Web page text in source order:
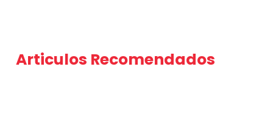
Articulos Recomendados